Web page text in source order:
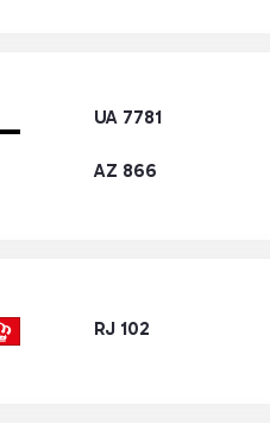
UA 7781
AZ 866
RJ 102